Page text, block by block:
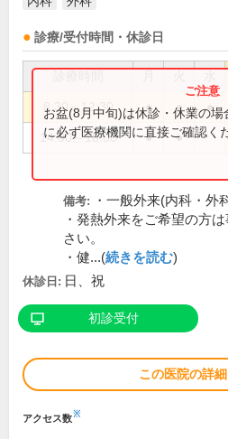
診療/受付時間・休診日
8:30～12:30 ● ● ●
14:00～18:00 ● ●
お盆(8月中旬)は休診・休業の
に必ず医療機関に直接ご確認く
備考:
・一般外来(内科・外
・発熱外来をご希望の方
さい。
・健...(続きを読む)
休診日: 日、祝
初診受付
この医院の詳
アクセス数※